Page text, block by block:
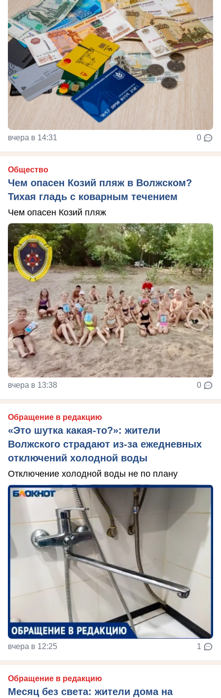
вчера в 14:31 0
Общество
Чем опасен Козий пляж в Волжском?
Тихая гладь с коварным течением
Чем опасен Козий пляж
вчера в 13:38 0
Обращение в редакцию
«Это шутка какая-то?»: жители
Волжского страдают из‑за ежедневных
отключений холодной воды
Отключение холодной воды не по плану
вчера в 12:25 1
Обращение в редакцию
Месяц без света: жители дома на